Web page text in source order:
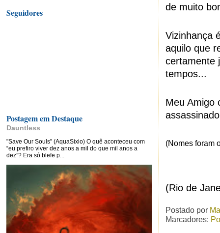
de muito
Vizinhança
aquilo que
certamente
tempos...
Meu Amigo
(Nomes foram
(Rio de
Postado por
Marcadores:
Seguidores
Postagem em Destaque
Dauntless
"Save Our Souls" (AquaSixio) O quê aconteceu com
“eu prefiro viver dez anos a mil do que mil anos a
dez”? Era só blefe p...